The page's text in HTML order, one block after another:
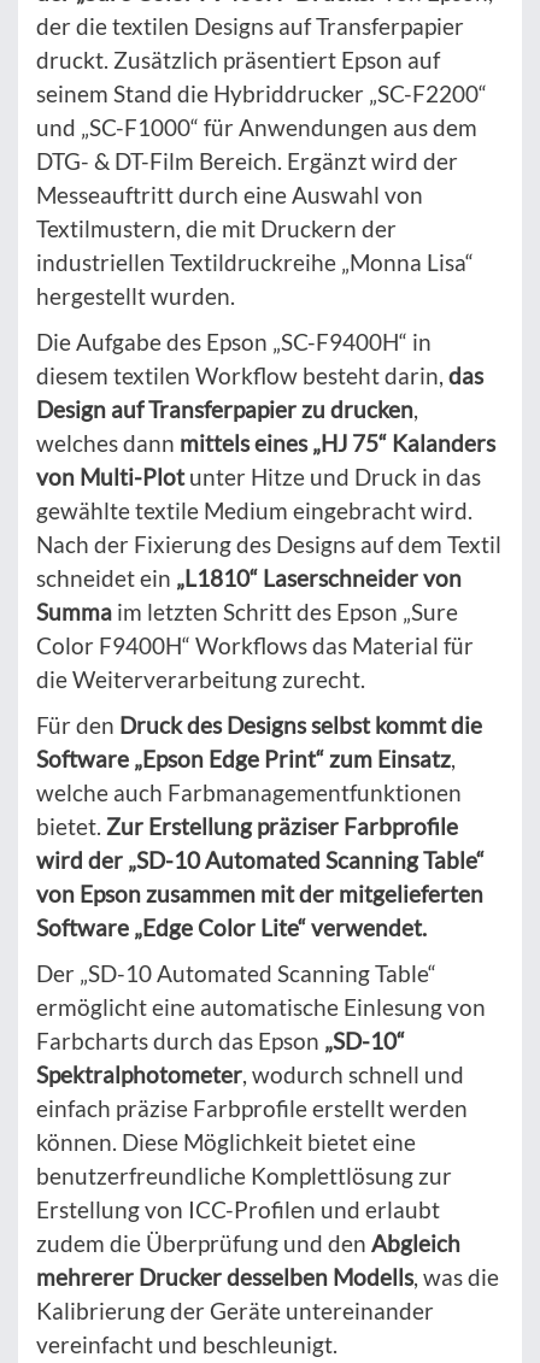
der die textilen Designs auf Transferpapier
druckt. Zusätzlich präsentiert Epson auf
seinem Stand die Hybriddrucker „SC-F2200“
und „SC-F1000“ für Anwendungen aus dem
DTG- & DT-Film Bereich. Ergänzt wird der
Messeauftritt durch eine Auswahl von
Textilmustern, die mit Druckern der
industriellen Textildruckreihe „Monna Lisa“
hergestellt wurden.
Die Aufgabe des Epson „SC-F9400H“ in
diesem textilen Workflow besteht darin, das
Design auf Transferpapier zu drucken
welches dann mittels eines „HJ 75“ Kalanders
von Multi-Plotunter Hitze und Druck in das
gewählte textile Medium eingebracht wird.
Nach der Fixierung des Designs auf dem Textil
schneidet ein „L1810“ Laserschneider von
Summa im letzten Schritt des Epson „Sure
Color F9400H“ Workflows das Material für
die Weiterverarbeitung zurecht.
Für den Druck des Designs selbst kommt die
Software „Epson Edge Print“ zum Einsatz
welche auch Farbmanagementfunktionen
bietet. Zur Erstellung präziser Farbprofile
wird der „SD-10 Automated Scanning Table“
von Epson zusammen mit der mitgelieferten
Software „Edge Color Lite“ verwendet.
Der „SD-10 Automated Scanning Table“
ermöglicht eine automatische Einlesung von
Farbcharts durch das Epson „SD-10“
Spektralphotometer , wodurch schnell und
einfach präzise Farbprofile erstellt werden
können. Diese Möglichkeit bietet eine
benutzerfreundliche Komplettlösung zur
Erstellung von ICC-Profilen und erlaubt
zudem die Überprüfung und den Abgleich
mehrerer Drucker desselben Modells, was die
Kalibrierung der Geräte untereinander
vereinfacht und beschleunigt.